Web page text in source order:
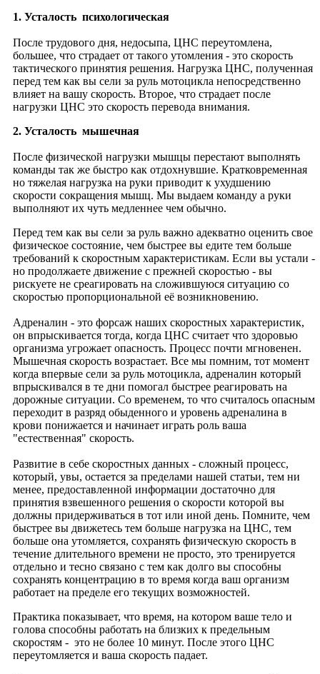
1. Усталость психологическая
После трудового дня, недосыпа, ЦНС переутомлена,
большее, что страдает от такого утомления - это скорость
тактического принятия решения. Нагрузка ЦНС, полученная
перед тем как вы сели за руль мотоцикла непосредственно
влияет на вашу скорость. Второе, что страдает после
нагрузки ЦНС это скорость перевода внимания.
2. Усталость мышечная
После физической нагрузки мышцы перестают выполнять
команды так же быстро как отдохнувшие. Кратковременная
но тяжелая нагрузка на руки приводит к ухудшению
скорости сокращения мышц. Мы выдаем команду а руки
выполняют их чуть медленнее чем обычно.
Перед тем как вы сели за руль важно адекватно оценить свое
физическое состояние, чем быстрее вы едите тем больше
требований к скоростным характеристикам. Если вы устали -
но продолжаете движение с прежней скоростью - вы
рискуете не среагировать на сложившуюся ситуацию со
скоростью пропорциональной её возникновению.
Адреналин - это форсаж наших скоростных характеристик,
он впрыскивается тогда, когда ЦНС считает что здоровью
организма угрожает опасность. Процесс почти мгновенен.
Мышечная скорость возрастает. Все мы помним, тот момент
когда впервые сели за руль мотоцикла, адреналин который
впрыскивался в те дни помогал быстрее реагировать на
дорожные ситуации. Со временем, то что считалось опасным
переходит в разряд обыденного и уровень адреналина в
крови понижается и начинает играть роль ваша
"естественная" скорость.
Развитие в себе скоростных данных - сложный процесс,
который, увы, остается за пределами нашей статьи, тем ни
менее, предоставленной информации достаточно для
принятия взвешенного решения о скорости которой вы
должны придерживаться в тот или иной день. Помните, чем
быстрее вы движетесь тем больше нагрузка на ЦНС, тем
больше она утомляется, сохранять физическую скорость в
течение длительного времени не просто, это тренируется
отдельно и тесно связано с тем как долго вы способны
сохранять концентрацию в то время когда ваш организм
работает на пределе его текущих возможностей.
Практика показывает, что время, на котором ваше тело и
голова способны работать на близких к предельным
скоростям - это не более 10 минут. После этого ЦНС
переутомляется и ваша скорость падает.